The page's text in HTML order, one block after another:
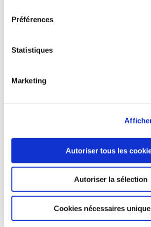
Préférences
Statistiques
Marketing
Autoriser tous les
Autoriser la sélection
Cookies nécessaires
Pierre Merkling
SINCLAIR
Coup de
coeur